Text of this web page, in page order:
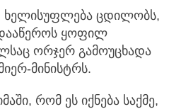
ხელისუფლება ცდილობს,
ყოფილ
ორჯერ გამოუცხადა
მინისტრს.
რომ ეს იქნება საქმე,